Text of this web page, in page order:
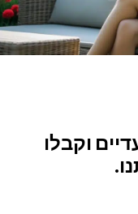
וקבלו